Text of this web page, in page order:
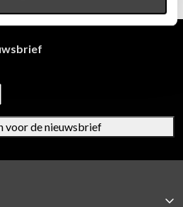
voor de nieuwsbrief